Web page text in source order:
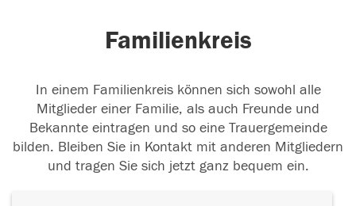
Familienkreis
In einem Familienkreis können sich sowohl alle
Mitglieder einer Familie, als auch Freunde und
Bekannte eintragen und so eine Trauergemeinde
bilden. Bleiben Sie in Kontakt mit anderen Mitgliedern
und tragen Sie sich jetzt ganz bequem ein.